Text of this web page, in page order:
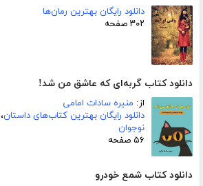
دانلود رایگان بهترین رمان‌ها
۳۰۲ صفحه
دانلود کتاب گربه‌ای که عاشق من شد!
از: منیره سادات امامی
دانلود رایگان بهترین کتاب‌های داستان،
نوجوان
۵۶ صفحه
دانلود کتاب شمع خودرو